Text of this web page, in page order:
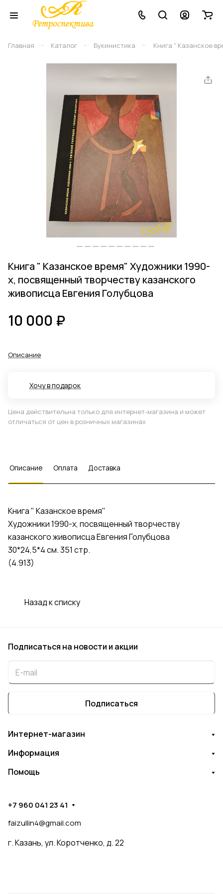
Главная – Каталог – Букинистика – Книга " Казанское
Книга " Казанское время" Художники 1990-
х, посвященный творчеству казанского
живописца Евгения Голубцова
10 000 ₽
Описание
Хочу в подарок
Цена действительна только для интернет-магазина и может
отличаться от цен в розничных магазинах
Описание Оплата Доставка
Книга " Казанское время"
Художники 1990-х, посвященный творчеству
казанского живописца Евгения Голубцова
30*24,5*4 см. 351 стр.
(4.913)
Назад к списку
Подписаться на новости и акции
Подписаться
Интернет-магазин
Информация
Помощь
+7 960 041 23 41
faizullin4@gmail.com
г. Казань, ул. Коротченко, д. 22